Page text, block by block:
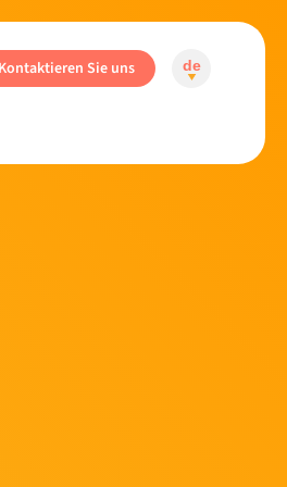
Kontaktieren Sie uns de